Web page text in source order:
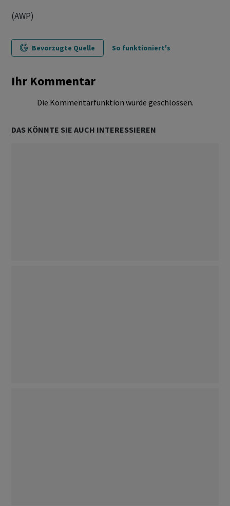
(AWP)
Bevorzugte Quelle So funktioniert's
Ihr Kommentar
Die Kommentarfunktion wurde geschlossen.
DAS KÖNNTE SIE AUCH INTERESSIEREN